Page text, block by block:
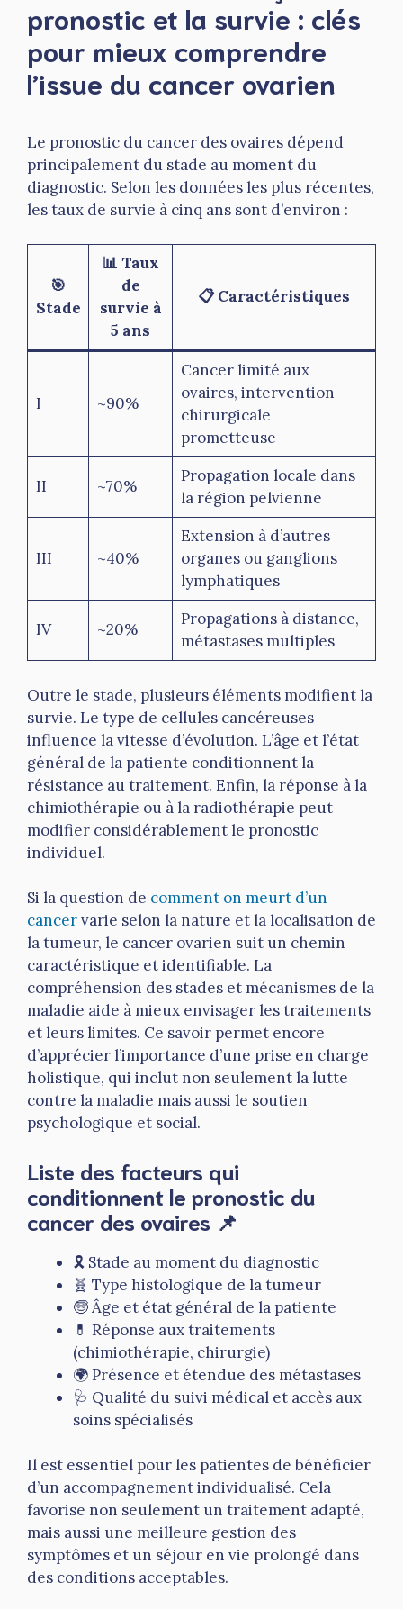
pronostic et la survie : clés
pour mieux comprendre
l’issue du cancer ovarien
Le pronostic du cancer des ovaires dépend
principalement du stade au moment du
diagnostic. Selon les données les plus récentes,
les taux de survie à cinq ans sont d’environ :
🎯
Stade
📊 Taux
de
survie à
5 ans
📋 Caractéristiques
I ~90%
Cancer limité aux
ovaires, intervention
chirurgicale
prometteuse
II ~70%
Propagation locale dans
la région pelvienne
III ~40%
Extension à d’autres
organes ou ganglions
lymphatiques
IV ~20%
Propagations à distance,
métastases multiples
Outre le stade, plusieurs éléments modifient la
survie. Le type de cellules cancéreuses
influence la vitesse d’évolution. L’âge et l’état
général de la patiente conditionnent la
résistance au traitement. Enfin, la réponse à la
chimiothérapie ou à la radiothérapie peut
modifier considérablement le pronostic
individuel.
Si la question de comment on meurt d’un
cancervarie selon la nature et la localisation de
la tumeur, le cancer ovarien suit un chemin
caractéristique et identifiable. La
compréhension des stades et mécanismes de la
maladie aide à mieux envisager les traitements
et leurs limites. Ce savoir permet encore
d’apprécier l’importance d’une prise en charge
holistique, qui inclut non seulement la lutte
contre la maladie mais aussi le soutien
psychologique et social.
Liste des facteurs qui
conditionnent le pronostic du
cancer des ovaires 📌
🎗️ Stade au moment du diagnostic
🧬 Type histologique de la tumeur
🧓 Âge et état général de la patiente
💊 Réponse aux traitements
(chimiothérapie, chirurgie)
🌍 Présence et étendue des métastases
🩺 Qualité du suivi médical et accès aux
soins spécialisés
Il est essentiel pour les patientes de bénéficier
d’un accompagnement individualisé. Cela
favorise non seulement un traitement adapté,
mais aussi une meilleure gestion des
symptômes et un séjour en vie prolongé dans
des conditions acceptables.